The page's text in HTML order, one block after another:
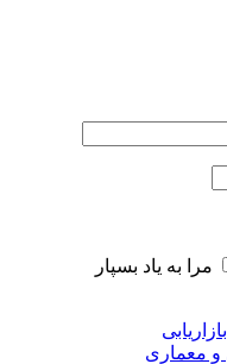
مرا به یاد بسپار
و معماری